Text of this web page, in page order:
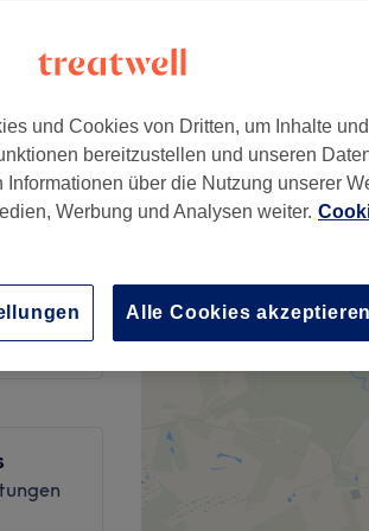
ab 49 €
79 €
und Cookies von Dritten, um Inhalte
bereitzustellen und unseren
über die Nutzung unserer
Werbung und Analysen weiter.
Alle Cookies akzeptieren